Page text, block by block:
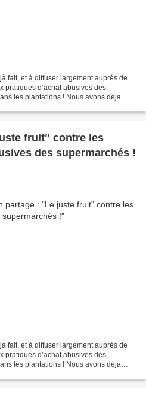
fait, et à diffuser largement auprès de
pratiques d’achat abusives des
les plantations ! Nous avons déjà
fruit" contre les
des supermarchés !
fait, et à diffuser largement auprès de
pratiques d’achat abusives des
les plantations ! Nous avons déjà